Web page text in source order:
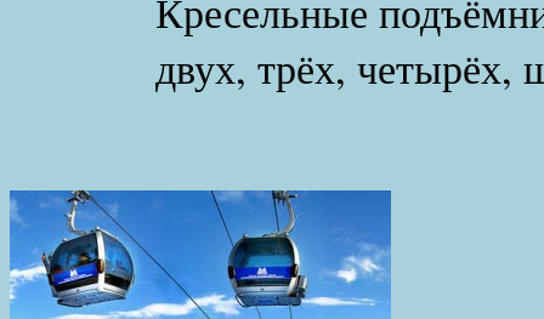
Кресельные
двух, трёх, четырёх,